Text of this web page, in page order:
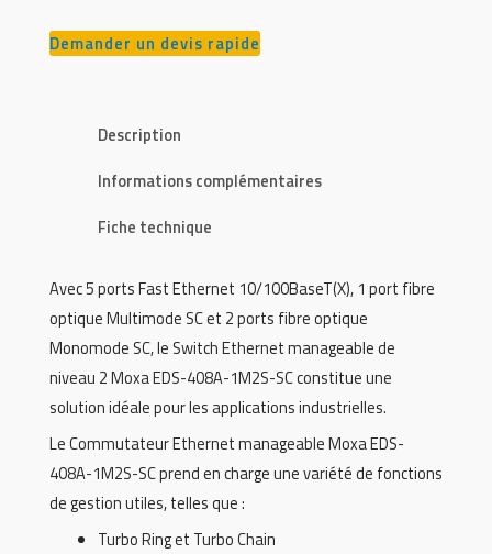
Demander un devis rapide
Description
Informations complémentaires
Fiche technique
Avec 5 ports Fast Ethernet 10/100BaseT(X), 1 port fibre
optique Multimode SC et 2 ports fibre optique
Monomode SC, le Switch Ethernet manageable de
niveau 2 Moxa EDS-408A-1M2S-SC constitue une
solution idéale pour les applications industrielles.
Le Commutateur Ethernet manageable Moxa EDS-
408A-1M2S-SC prend en charge une variété de fonctions
de gestion utiles, telles que :
Turbo Ring et Turbo Chain